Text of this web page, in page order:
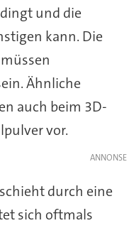
und die
kann. Die
Ähnliche
auch beim 3D-
vor.
durch eine
sich oftmals